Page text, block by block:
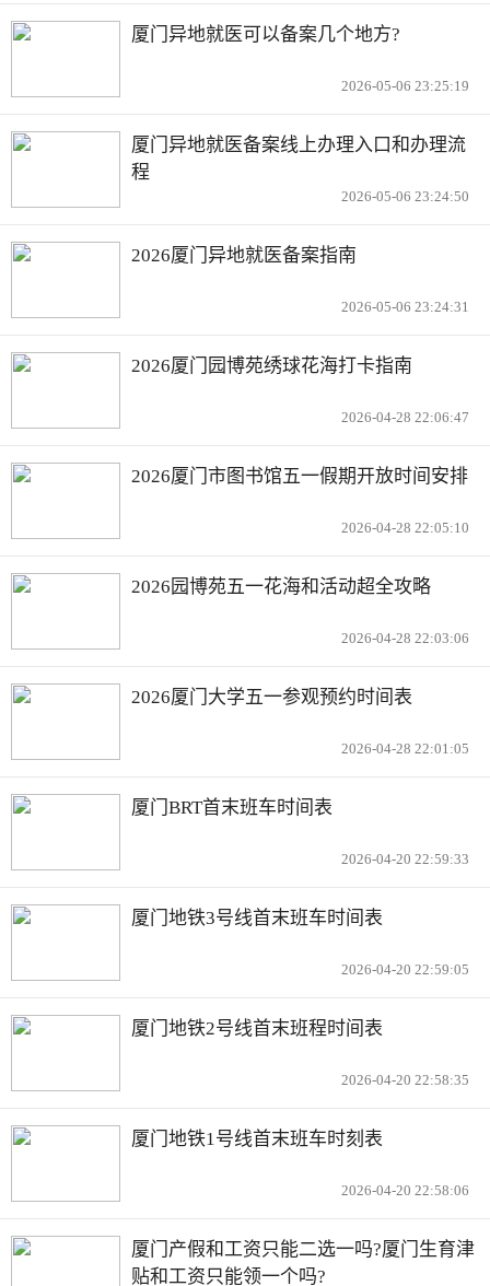
厦门异地就医可以备案几个地方?
2026-05-06 23:25:19
厦门异地就医备案线上办理入口和办理流
程
2026-05-06 23:24:50
2026厦门异地就医备案指南
2026-05-06 23:24:31
2026厦门园博苑绣球花海打卡指南
2026-04-28 22:06:47
2026厦门市图书馆五一假期开放时间安排
2026-04-28 22:05:10
2026园博苑五一花海和活动超全攻略
2026-04-28 22:03:06
2026厦门大学五一参观预约时间表
2026-04-28 22:01:05
厦门BRT首末班车时间表
2026-04-20 22:59:33
厦门地铁3号线首末班车时间表
2026-04-20 22:59:05
厦门地铁2号线首末班程时间表
2026-04-20 22:58:35
厦门地铁1号线首末班车时刻表
2026-04-20 22:58:06
厦门产假和工资只能二选一吗?厦门生育津
贴和工资只能领一个吗?